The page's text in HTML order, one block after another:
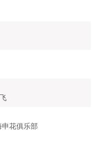
申花俱乐部